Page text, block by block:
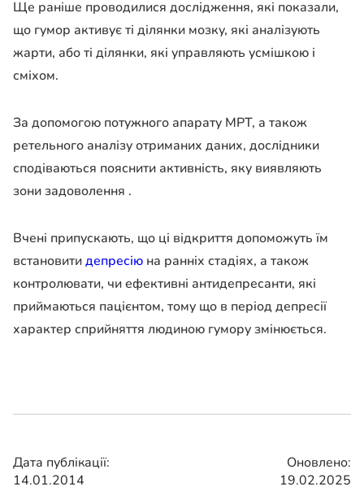
Ще раніше проводилися дослідження, які показали,
що гумор активує ті ділянки мозку, які аналізують
жарти, або ті ділянки, які управляють усмішкою і
сміхом.
За допомогою потужного апарату МРТ, а також
ретельного аналізу отриманих даних, дослідники
сподіваються пояснити активність, яку виявляють
зони задоволення .
Вчені припускають, що ці відкриття допоможуть їм
встановитидепресію на ранніх стадіях, а також
контролювати, чи ефективні антидепресанти, які
приймаються пацієнтом, тому що в період депресії
характер сприйняття людиною гумору змінюється.
Дата публікації:
14.01.2014
Оновлено:
19.02.2025